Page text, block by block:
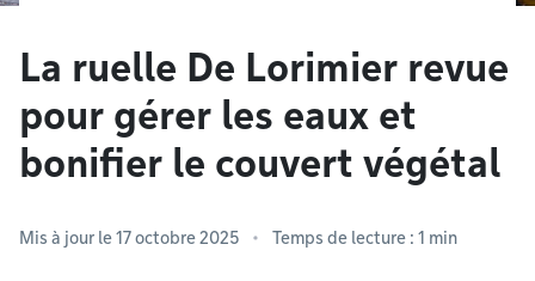
La ruelle De Lorimier revue
pour gérer les eaux et
bonifier le couvert végétal
Mis à jour le 17 octobre 2025 Temps de lecture : 1 min